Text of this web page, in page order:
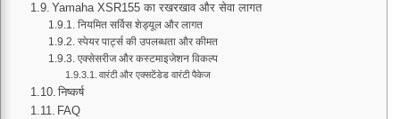
Yamaha XSR155 का रखरखाव और सेवा लागत
नियमित सर्विस शेड्यूल और लागत
स्पेयर पार्ट्स की उपलब्धता और कीमत
एक्सेसरीज और कस्टमाइजेशन विकल्प
वारंटी और एक्सटेंडेड वारंटी पैकेज
निष्कर्ष
FAQ